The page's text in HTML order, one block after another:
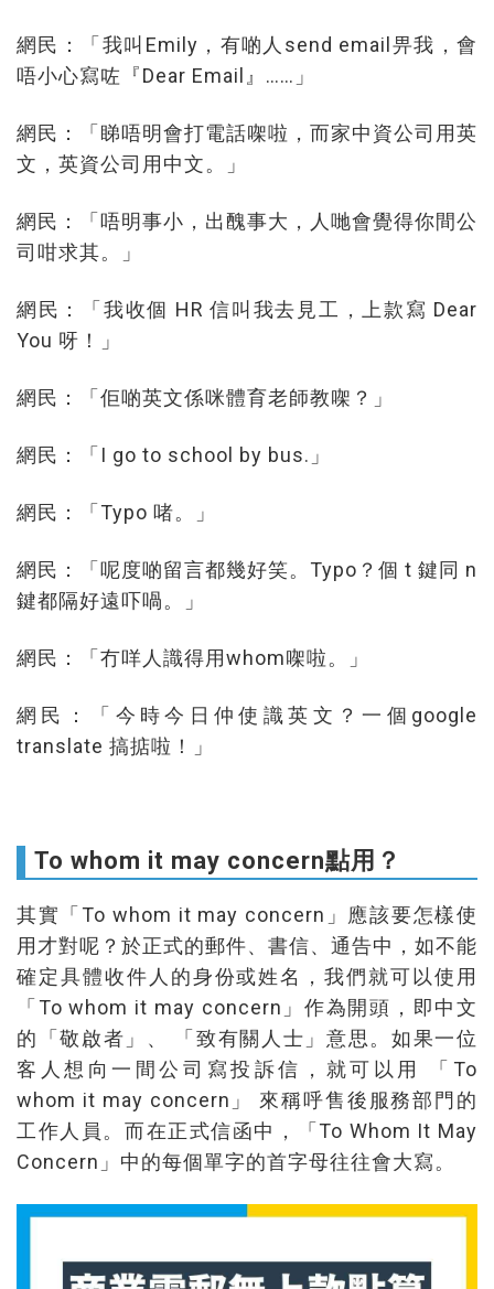
網民：「我叫Emily，有啲人send email畀我，會
唔小心寫咗『Dear Email』……」
網民：「睇唔明會打電話㗎啦，而家中資公司用英
文，英資公司用中文。」
網民：「唔明事小，出醜事大，人哋會覺得你間公
司咁求其。」
網民：「我收個 HR 信叫我去見工，上款寫 Dear
You 呀！」
網民：「佢啲英文係咪體育老師教㗎？」
網民：「I go to school by bus.」
網民：「Typo 啫。」
網民：「呢度啲留言都幾好笑。Typo？個 t 鍵同 n
鍵都隔好遠吓喎。」
網民：「冇咩人識得用whom㗎啦。」
網民：「今時今日仲使識英文？一個google
translate 搞掂啦！」
To whom it may concern點用？
其實「To whom it may concern」應該要怎樣使
用才對呢？於正式的郵件、書信、通告中，如不能
確定具體收件人的身份或姓名，我們就可以使用
「To whom it may concern」作為開頭，即中文
的「敬啟者」、 「致有關人士」意思。如果一位
客人想向一間公司寫投訴信，就可以用 「To
whom it may concern」 來稱呼售後服務部門的
工作人員。而在正式信函中，「To Whom It May
Concern」中的每個單字的首字母往往會大寫。